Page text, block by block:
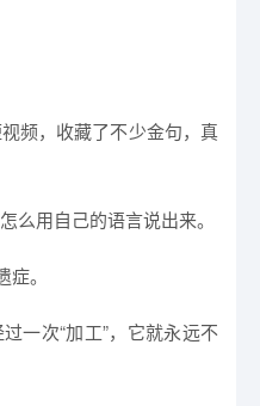
频，收藏了不少金句，真
么用自己的语言说出来。
。
一次“加工”，它就永远不